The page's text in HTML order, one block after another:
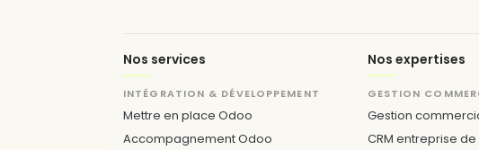
Nos services
INTÉGRATION & DÉVELOPPEMENT
Mettre en place Odoo
Accompagnement Odoo
Nos expertises
GESTION
Gestion
CRM entreprise